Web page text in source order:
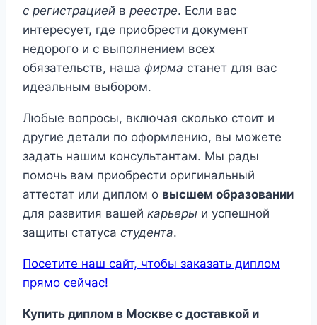
с регистрацией в реестре. Если вас
интересует, где приобрести документ
недорого и с выполнением всех
обязательств, наша фирма станет для вас
идеальным выбором.
Любые вопросы, включая сколько стоит и
другие детали по оформлению, вы можете
задать нашим консультантам. Мы рады
помочь вам приобрести оригинальный
аттестат или диплом о высшем образовании
для развития вашей карьеры и успешной
защиты статуса студента.
Посетите наш сайт, чтобы заказать диплом
прямо сейчас!
Купить диплом в Москве с доставкой и